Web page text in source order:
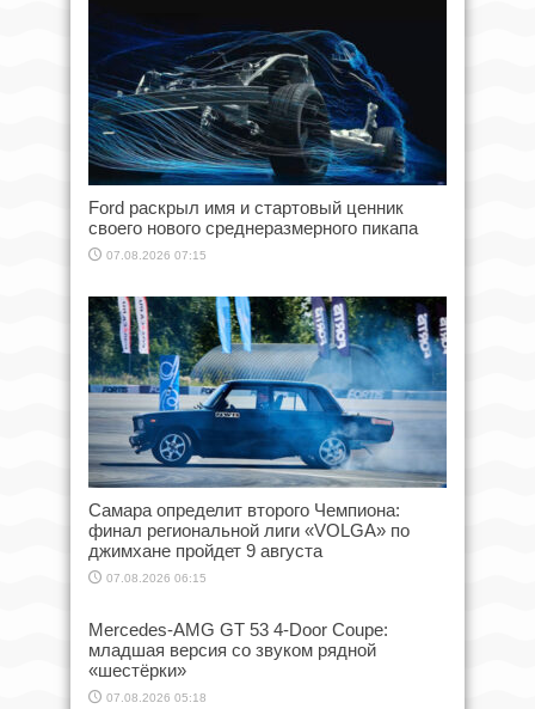
Ford раскрыл имя и стартовый ценник
своего нового среднеразмерного пикапа
07.08.2026 07:15
Самара определит второго Чемпиона:
финал региональной лиги «VOLGA» по
джимхане пройдет 9 августа
07.08.2026 06:15
Mercedes-AMG GT 53 4-Door Coupe:
младшая версия со звуком рядной
«шестёрки»
07.08.2026 05:18